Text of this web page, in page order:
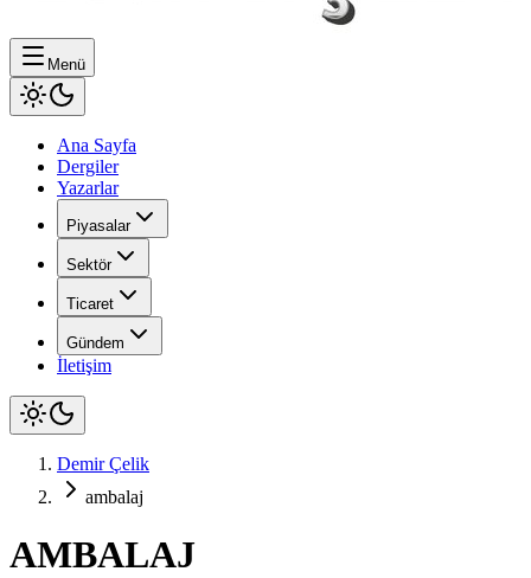
Menü
Ana Sayfa
Dergiler
Yazarlar
Piyasalar
Sektör
Ticaret
Gündem
İletişim
Demir Çelik
ambalaj
AMBALAJ